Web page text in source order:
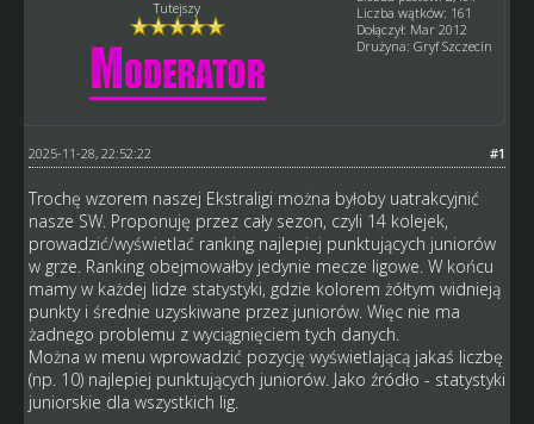
Tutejszy
Liczba wątków: 161
Dołączył: Mar 2012
Drużyna: Gryf Szczecin
#1
2025-11-28, 22:52:22
Trochę wzorem naszej Ekstraligi można byłoby uatrakcyjnić
nasze SW. Proponuję przez cały sezon, czyli 14 kolejek,
prowadzić/wyświetlać ranking najlepiej punktujących juniorów
w grze. Ranking obejmowałby jedynie mecze ligowe. W końcu
mamy w każdej lidze statystyki, gdzie kolorem żółtym widnieją
punkty i średnie uzyskiwane przez juniorów. Więc nie ma
żadnego problemu z wyciągnięciem tych danych.
Można w menu wprowadzić pozycję wyświetlającą jakaś liczbę
(np. 10) najlepiej punktujących juniorów. Jako źródło - statystyki
juniorskie dla wszystkich lig.